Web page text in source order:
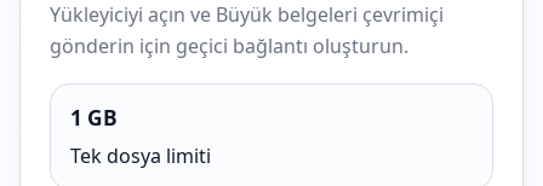
Yükleyiciyi açın ve Büyük belgeleri çevrimiçi
gönderin için geçici bağlantı oluşturun.
1 GB
Tek dosya limiti